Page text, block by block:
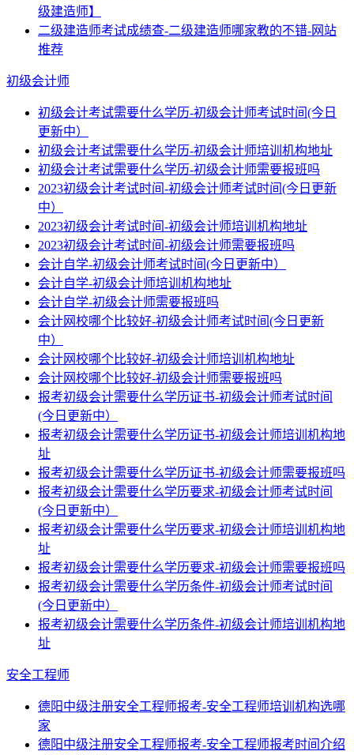
级建造师】
二级建造师考试成绩查-二级建造师哪家教的不错-网站
推荐
初级会计师
初级会计考试需要什么学历-初级会计师考试时间(今日
更新中）
初级会计考试需要什么学历-初级会计师培训机构地址
初级会计考试需要什么学历-初级会计师需要报班吗
2023初级会计考试时间-初级会计师考试时间(今日更新
中）
2023初级会计考试时间-初级会计师培训机构地址
2023初级会计考试时间-初级会计师需要报班吗
会计自学-初级会计师考试时间(今日更新中）
会计自学-初级会计师培训机构地址
会计自学-初级会计师需要报班吗
会计网校哪个比较好-初级会计师考试时间(今日更新
中）
会计网校哪个比较好-初级会计师培训机构地址
会计网校哪个比较好-初级会计师需要报班吗
报考初级会计需要什么学历证书-初级会计师考试时间
(今日更新中）
报考初级会计需要什么学历证书-初级会计师培训机构地
址
报考初级会计需要什么学历证书-初级会计师需要报班吗
报考初级会计需要什么学历要求-初级会计师考试时间
(今日更新中）
报考初级会计需要什么学历要求-初级会计师培训机构地
址
报考初级会计需要什么学历要求-初级会计师需要报班吗
报考初级会计需要什么学历条件-初级会计师考试时间
(今日更新中）
报考初级会计需要什么学历条件-初级会计师培训机构地
址
安全工程师
德阳中级注册安全工程师报考-安全工程师培训机构选哪
家
德阳中级注册安全工程师报考-安全工程师报考时间介绍